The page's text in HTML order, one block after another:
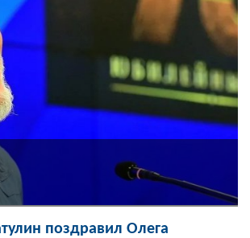
поздравил Олега